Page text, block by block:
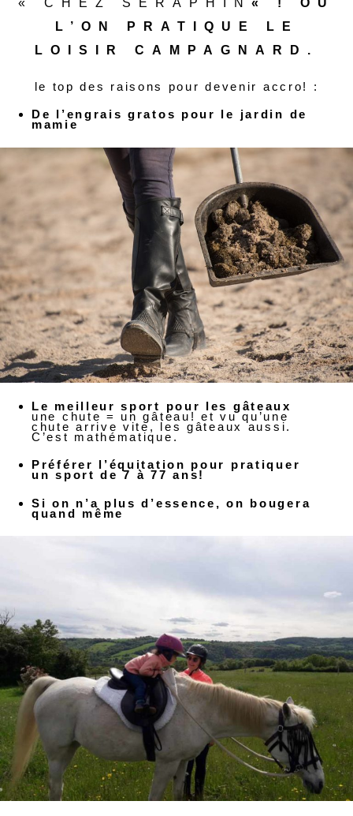
L’ON PRATIQUE LE
LOISIR CAMPAGNARD.
le top des raisons pour devenir accro! :
De l’engrais gratos pour le jardin de
mamie
Le meilleur sport pour les gâteaux
une chute = un gâteau! et vu qu’une
chute arrive vite, les gâteaux aussi.
C’est mathématique.
Préférer l’équitation pour pratiquer
un sport de 7 à 77 ans!
Si on n’a plus d’essence, on bougera
quand même